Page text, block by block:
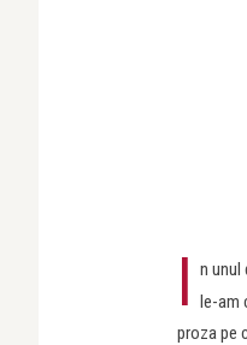
I n unul
le-am
proza pe